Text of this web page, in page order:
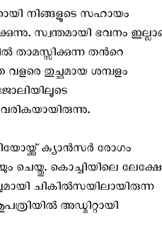
നിങ്ങളുടെ സഹായം
സ്വന്തമായി ഭവനം
താമസ്സിക്കുന്ന തൻറെ
തുച്ഛമായ ശമ്പളം
ക്യാൻസർ രോഗം
ചെയ്തു. കൊച്ചിയിലെ
ചികിൽസയിലായിരുന്ന
അഡ്മിറ്റായി